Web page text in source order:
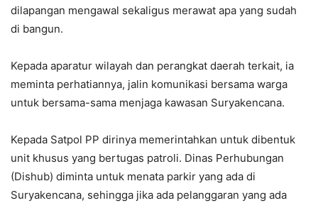
dilapangan mengawal sekaligus merawat apa yang sudah
di bangun.
Kepada aparatur wilayah dan perangkat daerah terkait, ia
meminta perhatiannya, jalin komunikasi bersama warga
untuk bersama-sama menjaga kawasan Suryakencana.
Kepada Satpol PP dirinya memerintahkan untuk dibentuk
unit khusus yang bertugas patroli. Dinas Perhubungan
(Dishub) diminta untuk menata parkir yang ada di
Suryakencana, sehingga jika ada pelanggaran yang ada